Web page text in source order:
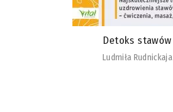
Detoks stawów
Ludmiła Rudnickaja